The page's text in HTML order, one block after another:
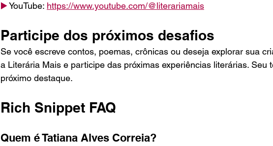
▶️ YouTube: https://www.youtube.com/@literariamais
Participe dos próximos desafios
Se você escreve contos, poemas, crônicas ou deseja explorar sua
a Literária Mais e participe das próximas experiências literárias. Seu
próximo destaque.
Rich Snippet FAQ
Quem é Tatiana Alves Correia?